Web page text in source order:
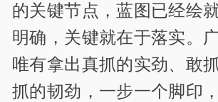
的关键节点，蓝图已经绘
明确，关键就在于落实。
唯有拿出真抓的实劲、敢
抓的韧劲，一步一个脚印